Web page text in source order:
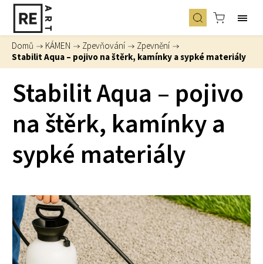
Domů / KÁMEN / Zpevňování / Zpevnění /
Stabilit Aqua – pojivo na štěrk, kamínky a sypké materiály
Stabilit Aqua – pojivo
na štěrk, kamínky a
sypké materiály